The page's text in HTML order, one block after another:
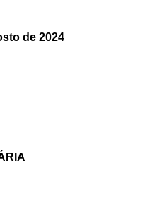
de 2024